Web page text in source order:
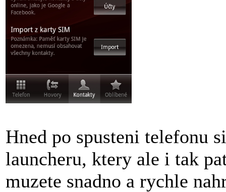
Hned po spusteni telefonu
launcheru, ktery ale i tak
muzete snadno a rychle